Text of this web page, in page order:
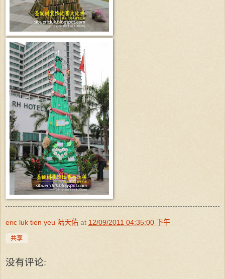
eric luk tien yeu 陆天佑 at 12/09/2011 04:35:00 下午
共享
没有评论: